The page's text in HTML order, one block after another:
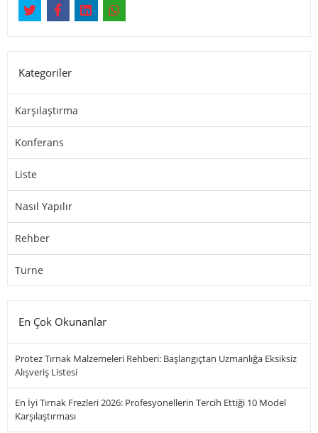
Kategoriler
Karşılaştırma
Konferans
Liste
Nasıl Yapılır
Rehber
Turne
En Çok Okunanlar
Protez Tırnak Malzemeleri Rehberi: Başlangıçtan Uzmanlığa Eksiksiz
Alışveriş Listesi
En İyi Tırnak Frezleri 2026: Profesyonellerin Tercih Ettiği 10 Model
Karşılaştırması